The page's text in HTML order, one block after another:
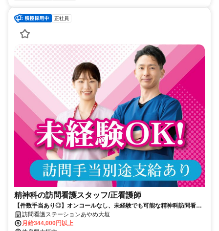
正社員
精神科の訪問看護スタッフ/正看護師
【件数手当あり◎】オンコールなし、未経験でも可能な精神科訪問看護
ステーション。正看護師募集
訪問看護ステーションあやめ大垣
月給344,000円以上